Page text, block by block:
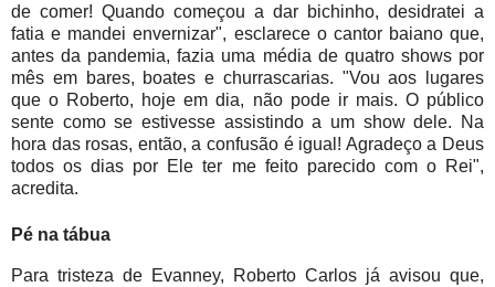
de comer! Quando começou a dar bichinho, desidratei a
fatia e mandei envernizar", esclarece o cantor baiano que,
antes da pandemia, fazia uma média de quatro shows por
mês em bares, boates e churrascarias. "Vou aos lugares
que o Roberto, hoje em dia, não pode ir mais. O público
sente como se estivesse assistindo a um show dele. Na
hora das rosas, então, a confusão é igual! Agradeço a Deus
todos os dias por Ele ter me feito parecido com o Rei",
acredita.
Pé na tábua
Para tristeza de Evanney, Roberto Carlos já avisou que,